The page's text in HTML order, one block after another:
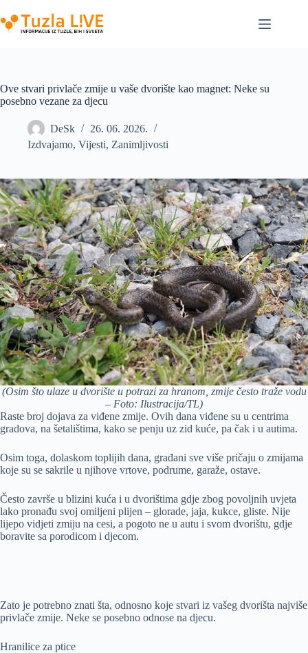
to
content
Ove stvari privlače zmije u vaše dvorište kao magnet: Neke su
posebno vezane za djecu
DeSk
26. 06. 2026.
Izdvajamo, Vijesti, Zanimljivosti
(Osim što ulaze u dvorište u potrazi za hranom, zmije često traže vodu
– Foto: Ilustracija/TL)
Raste broj dojava za viđene zmije. Ovih dana viđene su u centrima
gradova, na šetalištima, kako se penju uz zid kuće, pa čak i u autima.
Osim toga, dolaskom toplijih dana, građani sve više pričaju o zmijama
koje su se sakrile u njihove vrtove, podrume, garaže, ostave.
Često završe u blizini kuća i u dvorištima gdje zbog povoljnih uvjeta
lako pronađu svoj omiljeni plijen – glorade, jaja, kukce, gliste. Nije
lijepo vidjeti zmiju na cesi, a pogoto ne u autu i svom dvorištu, gdje
boravite sa porodicom i djecom.
Zato je potrebno znati šta, odnosno koje stvari iz vašeg dvorišta najviše
privlače zmije. Neke se posebno odnose na djecu.
Hranilice za ptice